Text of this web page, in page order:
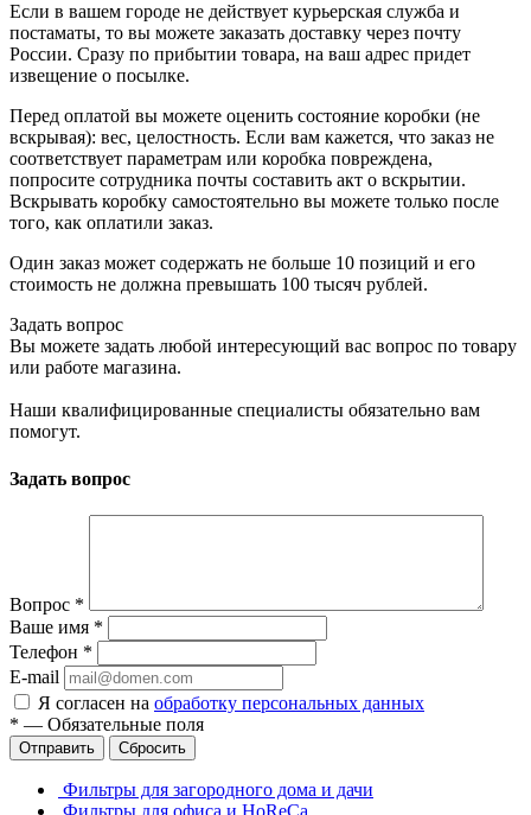
Если в вашем городе не действует курьерская служба и
постаматы, то вы можете заказать доставку через почту
России. Сразу по прибытии товара, на ваш адрес придет
извещение о посылке.
Перед оплатой вы можете оценить состояние коробки (не
вскрывая): вес, целостность. Если вам кажется, что заказ не
соответствует параметрам или коробка повреждена,
попросите сотрудника почты составить акт о вскрытии.
Вскрывать коробку самостоятельно вы можете только после
того, как оплатили заказ.
Один заказ может содержать не больше 10 позиций и его
стоимость не должна превышать 100 тысяч рублей.
Задать вопрос
Вы можете задать любой интересующий вас вопрос по товару
или работе магазина.
Наши квалифицированные специалисты обязательно вам
помогут.
Задать вопрос
Вопрос *
Ваше имя *
Телефон *
E-mail
Я согласен на обработку персональных данных
* — Обязательные поля
Отправить Сбросить
Фильтры для загородного дома и дачи
Фильтры для офиса и HoReCa